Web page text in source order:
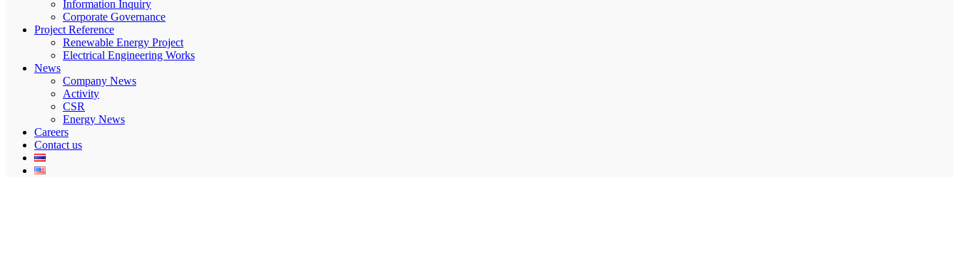
Information Inquiry
Corporate Governance
Project Reference
Renewable Energy Project
Electrical Engineering Works
News
Company News
Activity
CSR
Energy News
Careers
Contact us